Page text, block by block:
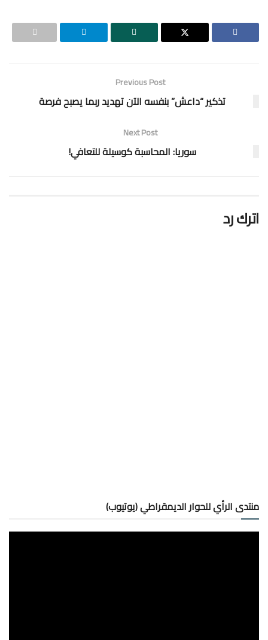
Previous Post
تذكير “داعش” بنفسه الآن تهديد ربما يصبح فرصة
Next Post
سوريا: المحاسبة كوسيلة للتعافي!
اترك رد
منتدى الرأي للحوار الديمقراطي (يوتيوب)